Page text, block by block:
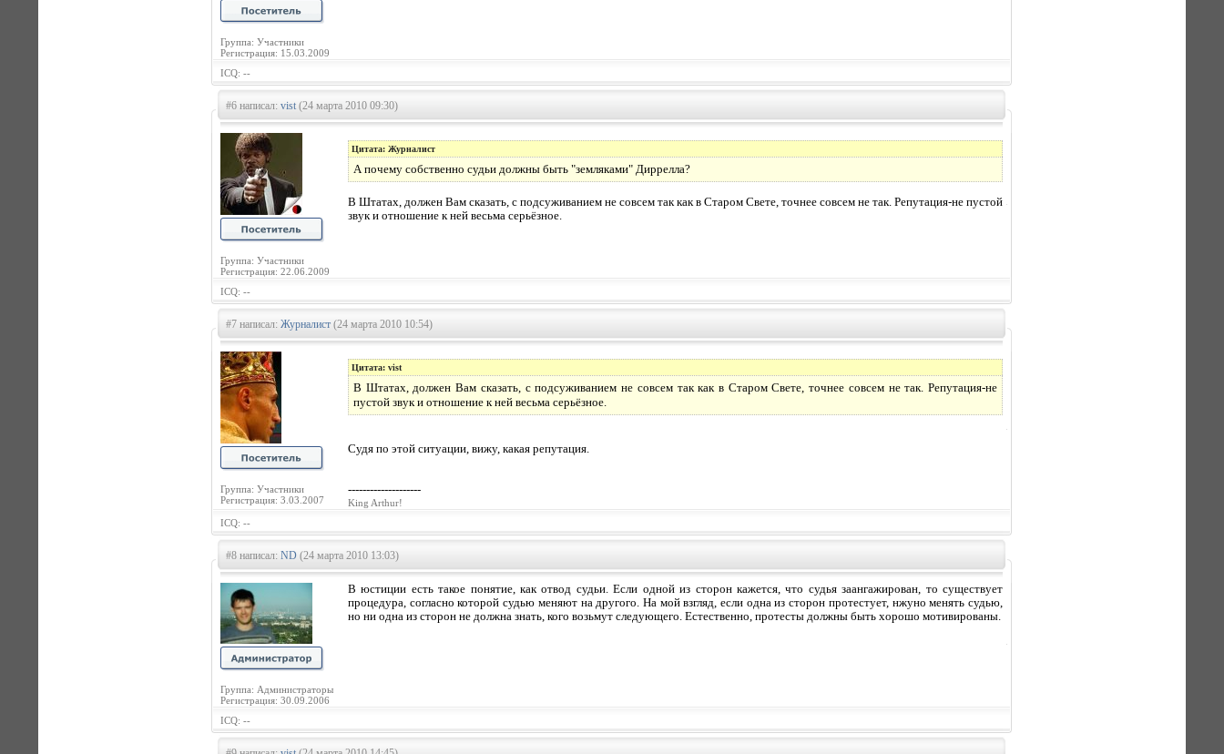
Группа: Участники
Регистрация: 15.03.2009
ICQ: --
#6 написал: vist(24 марта 2010 09:30)
Группа: Участники
Регистрация: 22.06.2009
Цитата: Журналист
А почему собственно судьи должны быть "земляками" Диррелла?
В Штатах, должен Вам сказать, с подсуживанием не совсем так как в Старом Свете, точнее совсем не так. Репутация-не пустой
звук и отношение к ней весьма серьёзное.
ICQ: --
#7 написал: Журналист (24 марта 2010 10:54)
Группа: Участники
Регистрация: 3.03.2007
Цитата: vist
В Штатах, должен Вам сказать, с подсуживанием не совсем так как в Старом Свете, точнее совсем не так. Репутация-не
пустой звук и отношение к ней весьма серьёзное.
Судя по этой ситуации, вижу, какая репутация.
--------------------
King Arthur!
ICQ: --
#8 написал: ND (24 марта 2010 13:03)
Группа: Администраторы
Регистрация: 30.09.2006
В юстиции есть такое понятие, как отвод судьи. Если одной из сторон кажется, что судья заангажирован, то существует
процедура, согласно которой судью меняют на другого. На мой взгляд, если одна из сторон протестует, нжуно менять судью,
но ни одна из сторон не должна знать, кого возьмут следующего. Естественно, протесты должны быть хорошо мотивированы.
ICQ: --